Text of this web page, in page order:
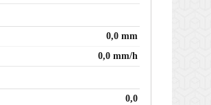
0,0 mm
0,0 mm/h
0,0